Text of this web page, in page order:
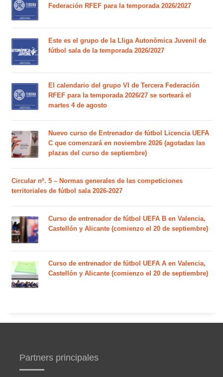
Federación RFEF para la temporada 2026/2027
Este es el grupo de la Lliga Autonòmica Juvenil de
fútbol sala de la temporada 2026/2027
El calendario del grupo VI de Tercera Federación
RFEF para la temporada 2026/27 se sorteará el
martes 4 de agosto
Nuevo curso de Entrenador de fútbol Licencia UEFA
C que comenzará en noviembre 2026 (agotadas las
plazas del curso de septiembre)
Circular nº. 5 – Normas generales de las competiciones
territoriales de fútbol sala 2026-2027
Curso de entrenador de fútbol UEFA B en Valencia,
Castellón y Alicante (comienzo el 20 de septiembre)
Curso de entrenador de fútbol UEFA A en Valencia,
Castellón y Alicante (comienzo el 20 de septiembre)
Partners principales